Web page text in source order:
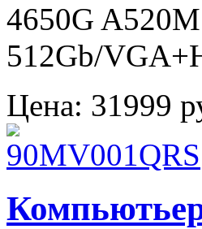
4650G
512Gb/
Цена: 31999